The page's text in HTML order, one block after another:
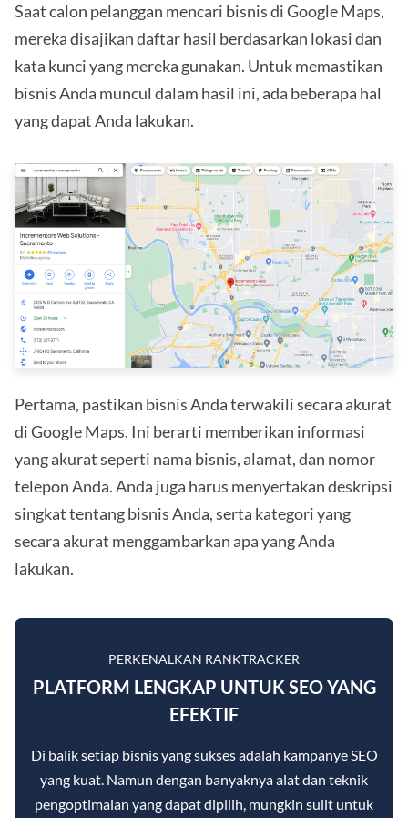
Saat calon pelanggan mencari bisnis di Google Maps,
mereka disajikan daftar hasil berdasarkan lokasi dan
kata kunci yang mereka gunakan. Untuk memastikan
bisnis Anda muncul dalam hasil ini, ada beberapa hal
yang dapat Anda lakukan.
Pertama, pastikan bisnis Anda terwakili secara akurat
di Google Maps. Ini berarti memberikan informasi
yang akurat seperti nama bisnis, alamat, dan nomor
telepon Anda. Anda juga harus menyertakan deskripsi
singkat tentang bisnis Anda, serta kategori yang
secara akurat menggambarkan apa yang Anda
lakukan.
PERKENALKAN RANKTRACKER
PLATFORM LENGKAP UNTUK SEO YANG
EFEKTIF
Di balik setiap bisnis yang sukses adalah kampanye SEO
yang kuat. Namun dengan banyaknya alat dan teknik
pengoptimalan yang dapat dipilih, mungkin sulit untuk